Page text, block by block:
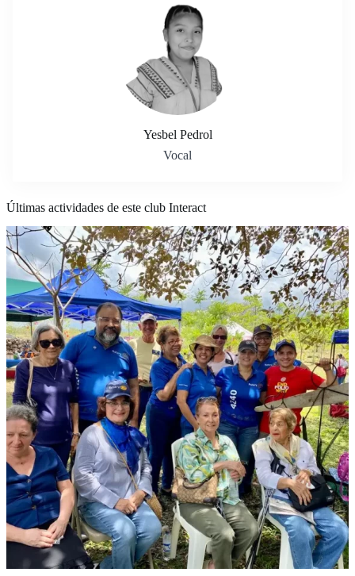
Yesbel Pedrol
Vocal
Últimas actividades de este club Interact